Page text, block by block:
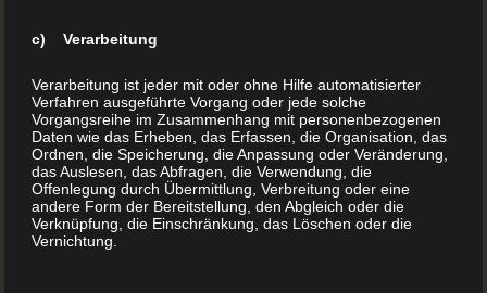
Oft nur, weil es einfach Spaß macht, gemeinsam mit dem
Nachwuchs die Backrezepte neu zu entdecken. Vielleicht
aber auch, um selbst wieder einmal ein altbekanntes
Geschmackserlebnis auf der Zunge wach zurufen.
Der Schritt zum eigenen Backbuch
c) Verarbeitung
Verarbeitung ist jeder mit oder ohne Hilfe automatisierter
Verfahren ausgeführte Vorgang oder jede solche
Vorgangsreihe im Zusammenhang mit personenbezogenen
Daten wie das Erheben, das Erfassen, die Organisation, das
Ordnen, die Speicherung, die Anpassung oder Veränderung,
das Auslesen, das Abfragen, die Verwendung, die
Offenlegung durch Übermittlung, Verbreitung oder eine
andere Form der Bereitstellung, den Abgleich oder die
Verknüpfung, die Einschränkung, das Löschen oder die
Vernichtung.